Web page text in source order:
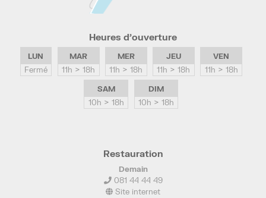
Heures d’ouverture
LUN
Fermé
MAR
11h > 18h
MER
11h > 18h
JEU
11h > 18h
VEN
11h > 18h
SAM
10h > 18h
DIM
10h > 18h
Restauration
Demain
081 44 44 49
Site internet